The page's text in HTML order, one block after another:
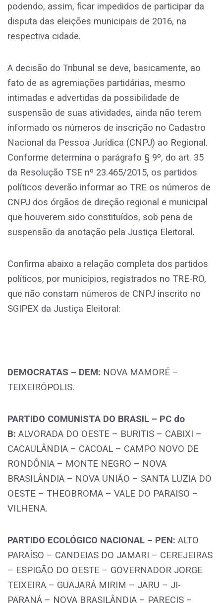
podendo, assim, ficar impedidos de participar da
disputa das eleições municipais de 2016, na
respectiva cidade.
A decisão do Tribunal se deve, basicamente, ao
fato de as agremiações partidárias, mesmo
intimadas e advertidas da possibilidade de
suspensão de suas atividades, ainda não terem
informado os números de inscrição no Cadastro
Nacional da Pessoa Jurídica (CNPJ) ao Regional.
Conforme determina o parágrafo § 9º, do art. 35
da Resolução TSE nº 23.465/2015, os partidos
políticos deverão informar ao TRE os números de
CNPJ dos órgãos de direção regional e municipal
que houverem sido constituídos, sob pena de
suspensão da anotação pela Justiça Eleitoral.
Confirma abaixo a relação completa dos partidos
políticos, por municípios, registrados no TRE-RO,
que não constam números de CNPJ inscrito no
SGIPEX da Justiça Eleitoral:
DEMOCRATAS – DEM: NOVA MAMORÉ –
TEIXEIRÓPOLIS.
PARTIDO COMUNISTA DO BRASIL – PC do
B: ALVORADA DO OESTE – BURITIS – CABIXI –
CACAULÂNDIA – CACOAL – CAMPO NOVO DE
RONDÔNIA – MONTE NEGRO – NOVA
BRASILÂNDIA – NOVA UNIÃO – SANTA LUZIA DO
OESTE – THEOBROMA – VALE DO PARAISO –
VILHENA.
PARTIDO ECOLÓGICO NACIONAL – PEN: ALTO
PARAÍSO – CANDEIAS DO JAMARI – CEREJEIRAS
– ESPIGÃO DO OESTE – GOVERNADOR JORGE
TEIXEIRA – GUAJARÁ MIRIM – JARU – JI-
PARANÁ – NOVA BRASILÂNDIA – PARECIS –